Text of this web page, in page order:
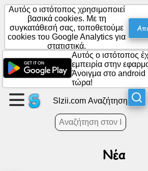
Δημιουργήστε
μια
σελίδα
Δημιουργία
ομάδας
Αυτός ο ιστότοπος χρησιμοποιεί
βασικά cookies. Με τη
συγκατάθεσή σας, τοποθετούμε
cookies του Google Analytics για
στατιστικά.
Αυτός ο ιστότοπος
εμπειρία στην
Άνοιγμα στο android
τώρα!
Slzii.com Αναζήτηση
Νέα